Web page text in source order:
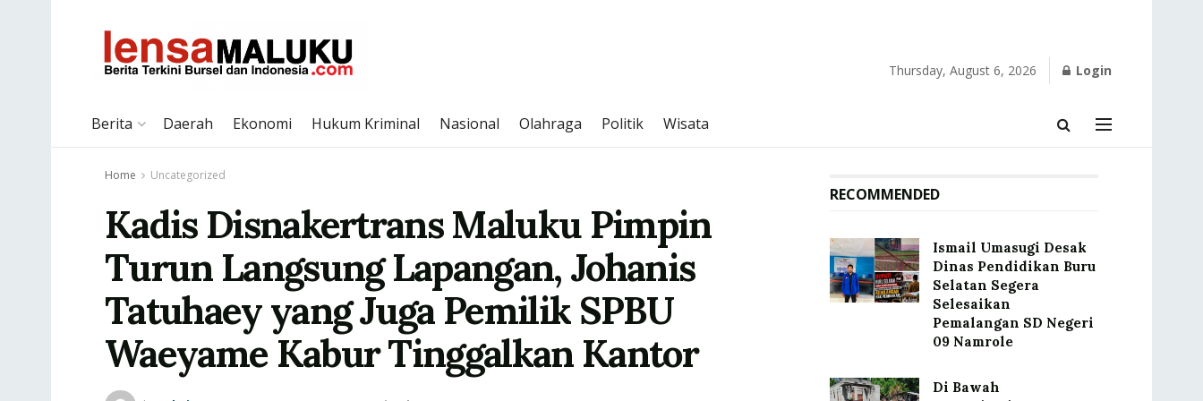
Thursday, August 6, 2026 Login
Berita Daerah Ekonomi Hukum Kriminal Nasional Olahraga Politik Wisata
Home Uncategorized
Kadis Disnakertrans Maluku Pimpin
Turun Langsung Lapangan, Johanis
Tatuhaey yang Juga Pemilik SPBU
Waeyame Kabur Tinggalkan Kantor
RECOMMENDED
Ismail Umasugi Desak
Dinas Pendidikan Buru
Selatan Segera
Selesaikan
Pemalangan SD Negeri
09 Namrole
Di Bawah